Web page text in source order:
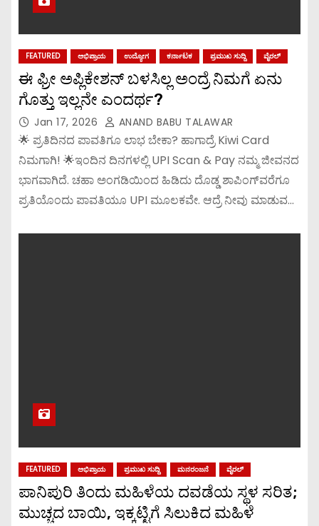
FEATURED ಅಭಿಪ್ರಾಯ ಉದ್ಯೋಗ ಕರ್ನಾಟಕ ಪ್ರಮುಖ ಸುದ್ದಿ ವೈರಲ್
ಈ ಫ್ರೀ ಅಪ್ಲಿಕೇಶನ್ ಬಳಸಿಲ್ಲ ಅಂದ್ರೆ ನಿಮಗೆ ಏನು
ಗೊತ್ತು ಇಲ್ಲನೇ ಎಂದರ್ಥ?
Jan 17, 2026 ANAND BABU TALAWAR
🌟 ಪ್ರತಿದಿನದ ಪಾವತಿಗೂ ಲಾಭ ಬೇಕಾ? ಹಾಗಾದ್ರೆ Kiwi Card
ನಿಮಗಾಗಿ! 🌟ಇಂದಿನ ದಿನಗಳಲ್ಲಿ UPI Scan & Pay ನಮ್ಮ ಜೀವನದ
ಭಾಗವಾಗಿದೆ. ಚಹಾ ಅಂಗಡಿಯಿಂದ ಹಿಡಿದು ದೊಡ್ಡ ಶಾಪಿಂಗ್‌ವರೆಗೂ
ಪ್ರತಿಯೊಂದು ಪಾವತಿಯೂ UPI ಮೂಲಕವೇ. ಆದ್ರೆ ನೀವು ಮಾಡುವ…
FEATURED ಅಭಿಪ್ರಾಯ ಪ್ರಮುಖ ಸುದ್ದಿ ಮನರಂಜನೆ ವೈರಲ್
ಪಾನಿಪುರಿ ತಿಂದು ಮಹಿಳೆಯ ದವಡೆಯ ಸ್ಥಳ ಸರಿತ;
ಮುಚ್ಚದ ಬಾಯಿ, ಇಕ್ಕಟ್ಟಿಗೆ ಸಿಲುಕಿದ ಮಹಿಳೆ